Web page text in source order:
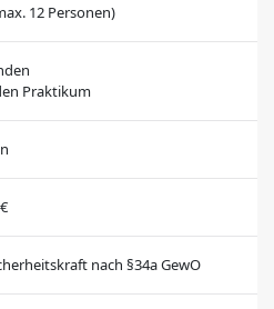
12 Personen)
Praktikum
nach §34a GewO